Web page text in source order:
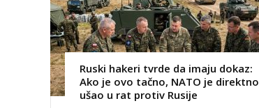
Ruski hakeri tvrde da imaju dokaz:
Ako je ovo tačno, NATO je direktno
ušao u rat protiv Rusije